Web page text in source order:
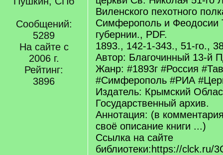
Сообщений:
5289
На сайте с
2006 г.
Рейтинг:
3896
Виленского пехотного
Симферополь и Феодосии
губернии., PDF.
1893., 142-1-343., 51-го.,
Автор: Благочинный 13-й
Жанр: #1893г #Россия
#Симферополь #РИА
Издатель: Крымский
Государственный архив.
Аннотация: (в
своё описание книги ...)
Ссылка на сайте
библиотеки:https://clck.ru/